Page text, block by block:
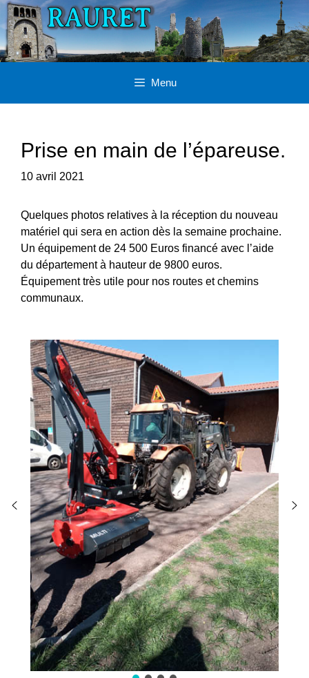
Aller
au
contenu
Menu
Prise en main de l’épareuse.
10 avril 2021
Quelques photos relatives à la réception du nouveau
matériel qui sera en action dès la semaine prochaine.
Un équipement de 24 500 Euros financé avec l’aide
du département à hauteur de 9800 euros.
Équipement très utile pour nos routes et chemins
communaux.